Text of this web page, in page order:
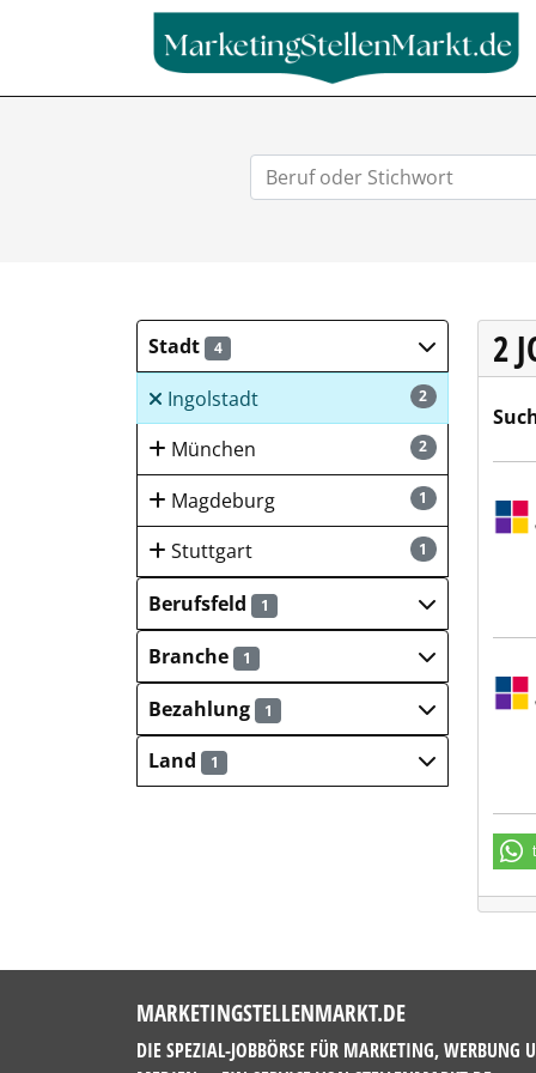
Stadt 4
2
Ingolstadt
2
München
1
Magdeburg
1
Stuttgart
Berufsfeld
1
Branche 1
Bezahlung 1
Land 1
2
MARKETINGSTELLENMARKT.DE
DIE SPEZIAL-JOBBÖRSE FÜR MARKETING, WERBUNG